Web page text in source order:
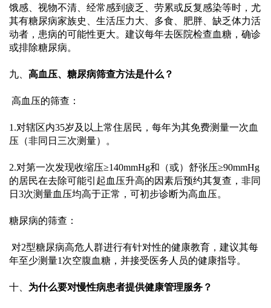
诉
建
饿感、视物不清、经常感到疲乏、劳累或反复感染等时，尤
其有糖尿病家族史、生活压力大、多食、肥胖、缺乏体力活
动者，患病的可能性更大。建议每年去医院检查血糖，确诊
或排除糖尿病。
九、 高血压、糖尿病筛查方法是什么？
高血压的筛查：
1.对辖区内35岁及以上常住居民，每年为其免费测量一次血
压（非同日三次测量）。
2.对第一次发现收缩压≥140mmHg和（或）舒张压≥90mmHg
的居民在去除可能引起血压升高的因素后预约其复查，非同
日3次测量血压均高于正常，可初步诊断为高血压。
糖尿病的筛查：
对2型糖尿病高危人群进行有针对性的健康教育，建议其每
年至少测量1次空腹血糖，并接受医务人员的健康指导。
十、 为什么要对慢性病患者提供健康管理服务？